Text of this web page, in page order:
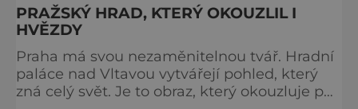
PRAŽSKÝ HRAD, KTERÝ OKOUZLIL I
HVĚZDY
Praha má svou nezaměnitelnou tvář. Hradní
paláce nad Vltavou vytvářejí pohled, který
zná celý svět. Je to obraz, který okouzluje po